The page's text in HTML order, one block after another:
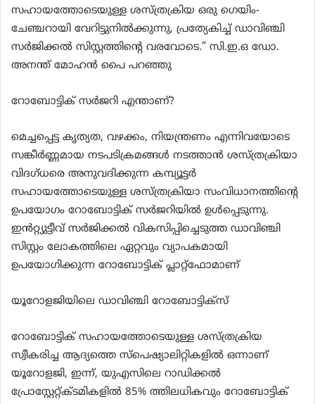
സഹായത്തോടെയുള്ള ശസ്ത്രക്രിയ ഒരു ഗെയിം-
ചേഞ്ചറായി വേറിട്ടുനിൽക്കുന്നു, പ്രത്യേകിച്ച് ഡാവിഞ്ചി
സർജിക്കൽ സിസ്റ്റത്തിന്റെ വരവോടെ.” സി.ഇ.ഒ ഡോ.
അനന്ത് മോഹൻ പൈ പറഞ്ഞു
റോബോട്ടിക് സർജറി എന്താണ്?
മെച്ചപ്പെട്ട കൃത്യത, വഴക്കം, നിയന്ത്രണം എന്നിവയോടെ
സങ്കീർണ്ണമായ നടപടിക്രമങ്ങൾ നടത്താൻ ശസ്ത്രക്രിയാ
വിദഗ്ധരെ അനുവദിക്കുന്ന കമ്പ്യൂട്ടർ
സഹായത്തോടെയുള്ള ശസ്ത്രക്രിയാ സംവിധാനത്തിന്റെ
ഉപയോഗം റോബോട്ടിക് സർജറിയിൽ ഉൾപ്പെടുന്നു.
ഇൻറ്റ്യുട്ടീവ് സർജിക്കൽ വികസിപ്പിച്ചെടുത്ത ഡാവിഞ്ചി
സിസ്റ്റം ലോകത്തിലെ ഏറ്റവും വ്യാപകമായി
ഉപയോഗിക്കുന്ന റോബോട്ടിക് പ്ലാറ്റ്‌ഫോമാണ്
യൂറോളജിയിലെ ഡാവിഞ്ചി റോബോട്ടിക്സ്
റോബോട്ടിക് സഹായത്തോടെയുള്ള ശസ്ത്രക്രിയ
സ്വീകരിച്ച ആദ്യത്തെ സ്പെഷ്യാലിറ്റികളിൽ ഒന്നാണ്
യൂറോളജി, ഇന്ന്, യുഎസിലെ റാഡിക്കൽ
പ്രോസ്റ്റേറ്റ്‌ക്ടമികളിൽ 85% ത്തിലധികവും റോബോട്ടിക്